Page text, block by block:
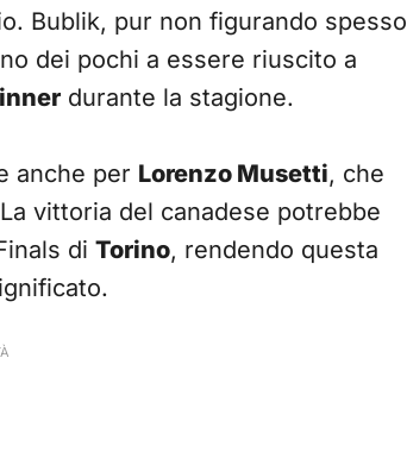
Bublik, pur non figurando spesso
dei pochi a essere riuscito a
durante la stagione.
anche per Lorenzo Musetti, che
vittoria del canadese potrebbe
di Torino, rendendo questa